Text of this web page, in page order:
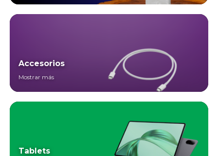
Accesorios
Mostrar más
Tablets